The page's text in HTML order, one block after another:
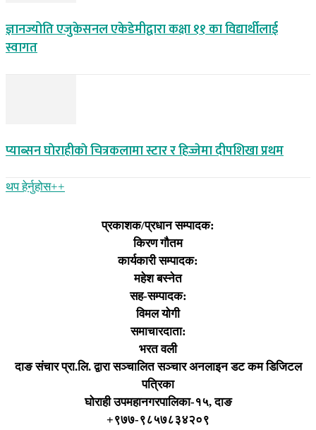
ज्ञानज्योति एजुकेसनल एकेडेमीद्वारा कक्षा ११ का विद्यार्थीलाई
स्वागत
प्याब्सन घाेराहीकाे चित्रकलामा स्टार र हिज्जेमा दीपशिखा प्रथम
थप हेर्नुहोस‌++
प्रकाशक/प्रधान सम्पादक:
किरण गौतम
कार्यकारी सम्पादक:
महेश बस्नेत
सह-सम्पादक:
विमल योगी
समाचारदाता:
भरत वली
दाङ संचार प्रा.लि. द्वारा सञ्चालित सञ्चार अनलाइन डट कम डिजिटल
पत्रिका
घोराही उपमहानगरपालिका-१५, दाङ
+९७७-९८५७८३४२०९